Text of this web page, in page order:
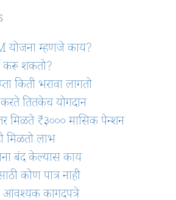
योजना म्हणजे काय?
करू शकतो?
किती भरावा लागतो
तितकेच योगदान
मिळते ₹३००० मासिक पेन्शन
मिळतो लाभ
बंद केल्यास काय
कोण पात्र नाही
आवश्यक कागदपत्रे